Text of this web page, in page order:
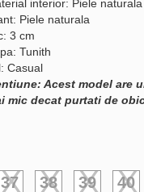
interior: Piele naturala
Piele naturala
3 cm
Tunith
Casual
Acest model are
mic decat purtati de
37 38 39 40